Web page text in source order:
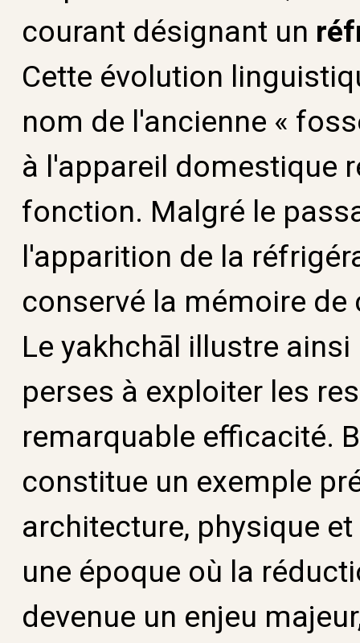
courant désignant un
Cette évolution
nom de l'ancienne «
à l'appareil domestique
fonction. Malgré le
l'apparition de la
conservé la mémoire
Le yakhchāl illustre
perses à exploiter les
remarquable efficacité.
constitue un exemple
architecture, physique
une époque où la
devenue un enjeu